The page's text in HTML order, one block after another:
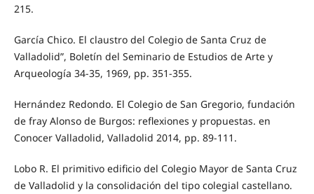
215.
García Chico. El claustro del Colegio de Santa Cruz de
Valladolid”, Boletín del Seminario de Estudios de Arte y
Arqueología 34-35, 1969, pp. 351-355.
Hernández Redondo. El Colegio de San Gregorio, fundación
de fray Alonso de Burgos: reflexiones y propuestas. en
Conocer Valladolid, Valladolid 2014, pp. 89-111.
Lobo R. El primitivo edificio del Colegio Mayor de Santa Cruz
de Valladolid y la consolidación del tipo colegial castellano.